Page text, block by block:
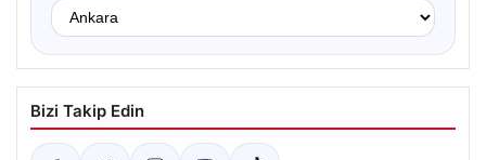
Bizi Takip Edin